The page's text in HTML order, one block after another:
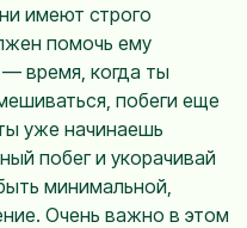
имеют строго
помочь ему
время, когда ты
побеги еще
уже начинаешь
побег и укорачивай
минимальной,
Очень важно в этом